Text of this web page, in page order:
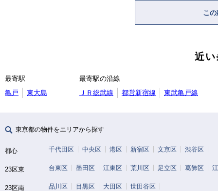
こ
近
最寄駅
亀戸
東大島
最寄駅の沿線
ＪＲ総武線
都営新宿線 東武亀戸線
東京都の物件をエリアから探す
都心 千代田区 中央区 港区 新宿区 文京区 渋谷区
23区東 台東区 墨田区 江東区 荒川区 足立区 葛飾区
23区南 品川区 目黒区 大田区 世田谷区